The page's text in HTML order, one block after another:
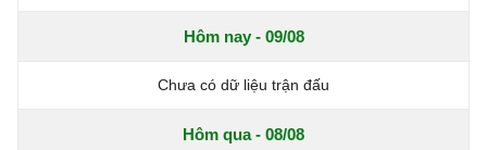
Hôm nay - 09/08
Chưa có dữ liệu trận đấu
Hôm qua - 08/08